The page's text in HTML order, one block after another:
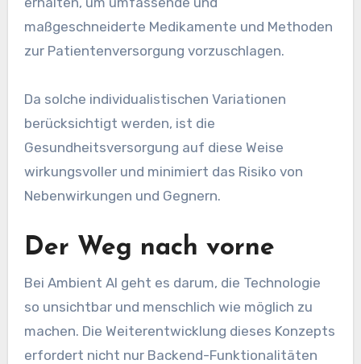
maßgeschneiderte Medikamente und Methoden
zur Patientenversorgung vorzuschlagen.
Da solche individualistischen Variationen
berücksichtigt werden, ist die
Gesundheitsversorgung auf diese Weise
wirkungsvoller und minimiert das Risiko von
Nebenwirkungen und Gegnern.
Der Weg nach vorne
Bei Ambient AI geht es darum, die Technologie
so unsichtbar und menschlich wie möglich zu
machen. Die Weiterentwicklung dieses Konzepts
erfordert nicht nur Backend-Funktionalitäten